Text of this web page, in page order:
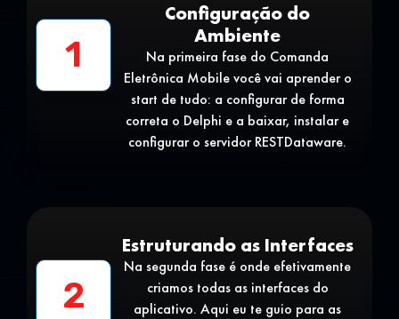
1
Configuração do
Ambiente
Na primeira fase do Comanda
Eletrônica Mobile você vai aprender o
start de tudo: a configurar de forma
correta o Delphi e a baixar, instalar e
configurar o servidor RESTDataware.
2
Estruturando as Interfaces
Na segunda fase é onde efetivamente
criamos todas as interfaces do
aplicativo. Aqui eu te guio para as